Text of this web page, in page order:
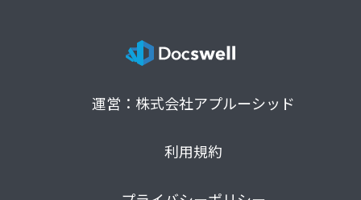
運営：株式会社アプルーシッド
利用規約